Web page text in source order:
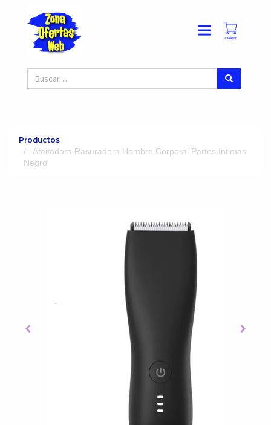
Productos
Afeitadora Rasuradora Hombre Corporal Partes Intimas
Negro